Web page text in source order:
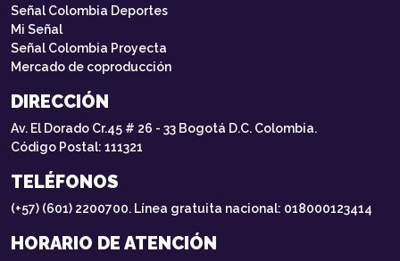
Señal Colombia Deportes
Mi Señal
Señal Colombia Proyecta
Mercado de coproducción
DIRECCIÓN
Av. El Dorado Cr.45 # 26 - 33 Bogotá D.C. Colombia.
Código Postal: 111321
TELÉFONOS
(+57) (601) 2200700. Línea gratuita nacional: 018000123414
HORARIO DE ATENCIÓN